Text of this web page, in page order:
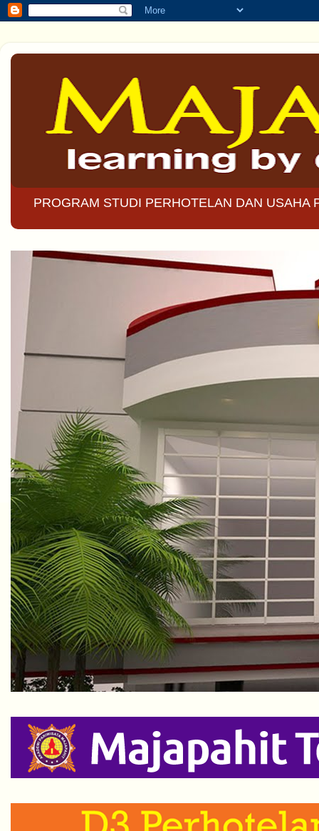
PROGRAM STUDI PERHOTELAN DAN USAHA